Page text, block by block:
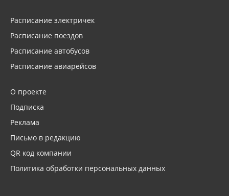
Расписание электричек
Расписание поездов
Расписание автобусов
Расписание авиарейсов
О проекте
Подписка
Реклама
Письмо в редакцию
QR код компании
Политика обработки персональных данных